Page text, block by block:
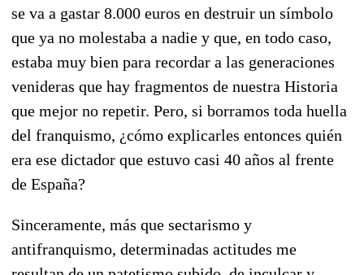
se va a gastar 8.000 euros en destruir un símbolo
que ya no molestaba a nadie y que, en todo caso,
estaba muy bien para recordar a las generaciones
venideras que hay fragmentos de nuestra Historia
que mejor no repetir. Pero, si borramos toda huella
del franquismo, ¿cómo explicarles entonces quién
era ese dictador que estuvo casi 40 años al frente
de España?
Sinceramente, más que sectarismo y
antifranquismo, determinadas actitudes me